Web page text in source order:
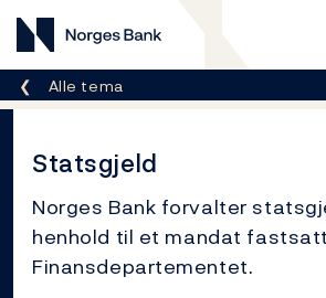
Norges Bank
Her er du nå:
Alle tema
Statsgjeld
Norges Bank forvalter
henhold til et mandat
Finansdepartementet.